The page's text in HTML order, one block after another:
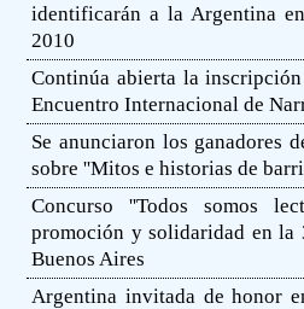
identificarán a la Argentina
2010
Continúa abierta la
Encuentro Internacional de
Se anunciaron los ganadores
sobre ''Mitos e historias de
Concurso ''Todos somos
promoción y solidaridad en la
Buenos Aires
Argentina invitada de honor